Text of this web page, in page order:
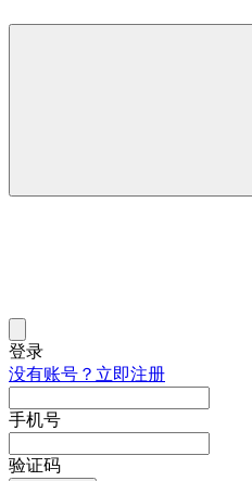
登录
没有账号？立即注册
手机号
验证码